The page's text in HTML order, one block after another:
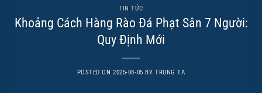
TIN TỨC
Khoảng Cách Hàng Rào Đá Phạt Sân 7 Người:
Quy Định Mới
POSTED ON2025-08-05 BY TRUNG TA